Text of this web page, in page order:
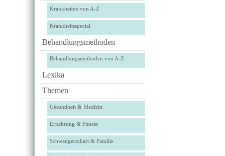
Krankheiten von A-Z
Krankheitsspecial
Behandlungsmethoden
Behandlungsmethoden von A-Z
Lexika
Themen
Gesundheit & Medizin
Ernährung & Fitness
Schwangerschaft & Familie